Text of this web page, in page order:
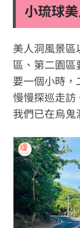
小琉球
美人洞風景
區、第二園
要一個小時
慢慢探巡走訪
我們已在烏